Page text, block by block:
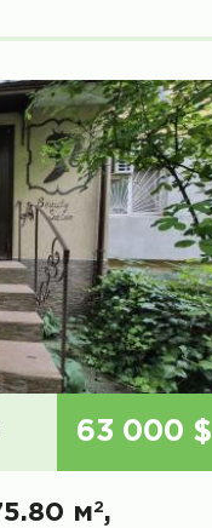
63 000 $
м2,